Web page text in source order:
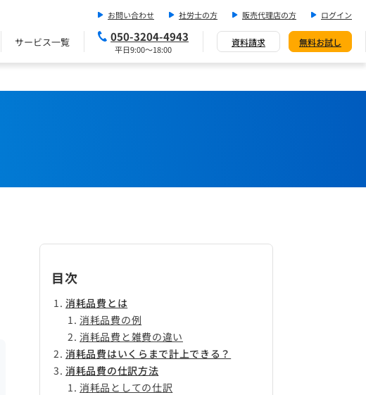
お問い合わせ 社労士の方 販売代理店の方 ログイン
サービス一覧 050-3204-4943
平日9:00～18:00
資料請求 無料お試し
目次
消耗品費とは
消耗品費の例
消耗品費と雑費の違い
消耗品費はいくらまで計上できる？
消耗品費の仕訳方法
消耗品としての仕訳